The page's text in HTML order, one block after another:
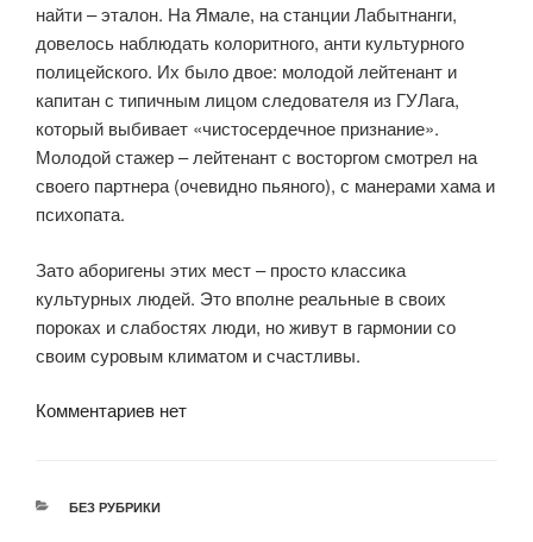
найти – эталон. На Ямале, на станции Лабытнанги,
довелось наблюдать колоритного, анти культурного
полицейского. Их было двое: молодой лейтенант и
капитан с типичным лицом следователя из ГУЛага,
который выбивает «чистосердечное признание».
Молодой стажер – лейтенант с восторгом смотрел на
своего партнера (очевидно пьяного), с манерами хама и
психопата.
Зато аборигены этих мест – просто классика
культурных людей. Это вполне реальные в своих
пороках и слабостях люди, но живут в гармонии со
своим суровым климатом и счастливы.
Комментариев нет
РУБРИКИ
БЕЗ РУБРИКИ